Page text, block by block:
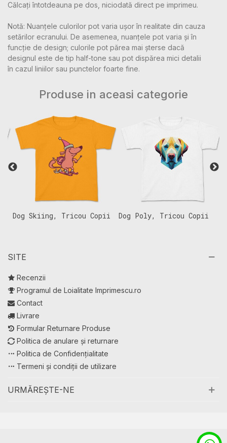
Călcați întotdeauna pe dos, niciodată direct pe imprimeu.
Notă: Nuanțele culorilor pot varia ușor în realitate din cauza
setărilor ecranului. De asemenea, nuanțele pot varia și în
funcție de design; culorile pot părea mai șterse dacă
designul este de tip half-tone sau pot dispărea mici detalii
în cazul liniilor sau punctelor foarte fine.
Produse in aceasi categorie
Dog Skiing, Tricou Copii Dog Poly, Tricou Copii
SITE
Recenzii
Programul de Loialitate Imprimescu.ro
Contact
Livrare
Formular Returnare Produse
Politica de anulare și returnare
Politica de Confidențialitate
Termeni și condiții de utilizare
URMĂREȘTE-NE